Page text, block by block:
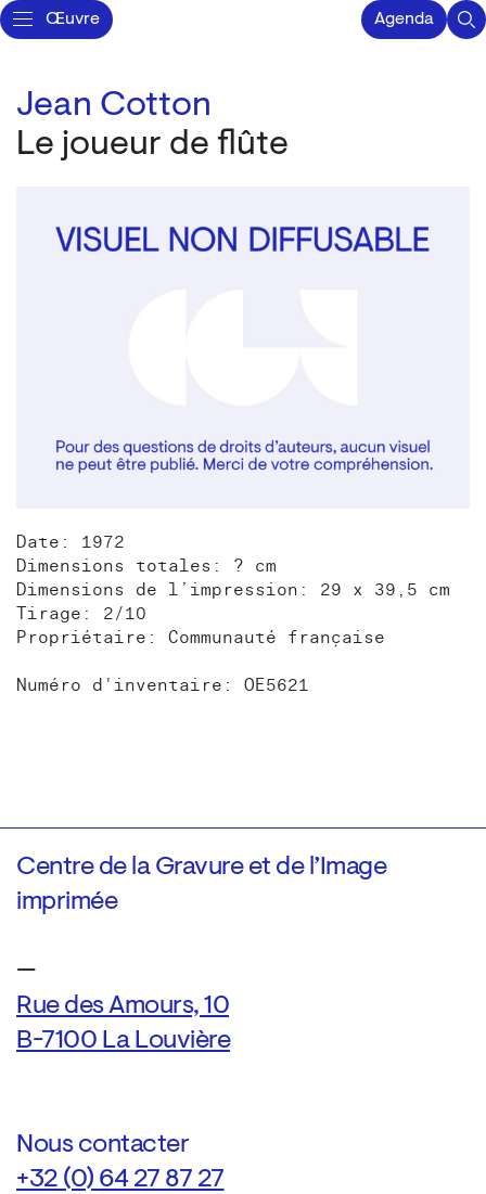
Œuvre Agenda
Jean Cotton
Le joueur de flûte
Date: 1972
Dimensions totales: ? cm
Dimensions de l’impression: 29 x 39,5 cm
Tirage: 2/10
Propriétaire: Communauté française
Numéro d'inventaire: OE5621
Centre de la Gravure et de l’Image
imprimée
—
Rue des Amours, 10
B-7100 La Louvière
Nous contacter
+32 (0) 64 27 87 27